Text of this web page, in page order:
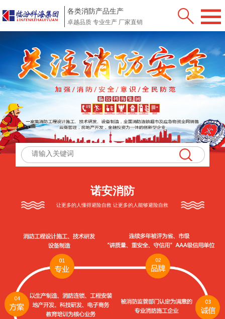
各类消防产品生产
卓越品质 专业生产 厂家直销
诺安消防
让更多的人懂得避险自救 让更多的人能够避险自救